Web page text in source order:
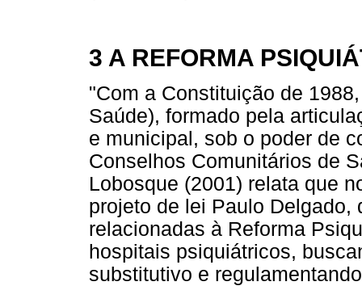
3 A REFORMA
"Com a Constituição de
Saúde), formado pela
e municipal, sob o poder de
Conselhos Comunitários de
Lobosque (2001) relata que
projeto de lei Paulo Delgado,
relacionadas à Reforma
hospitais psiquiátricos,
substitutivo e